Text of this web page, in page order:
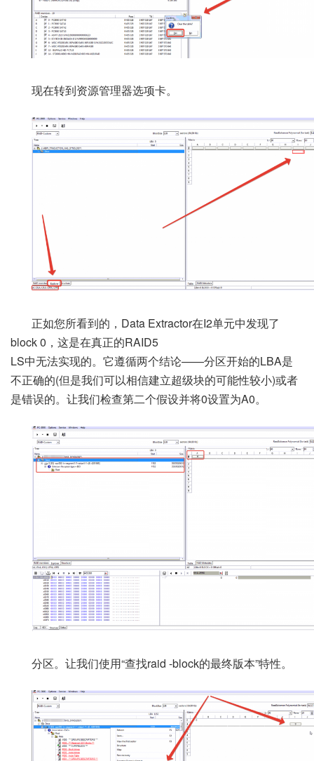
现在转到资源管理器选项卡。
正如您所看到的，Data Extractor在I2单元中发现了
block 0，这是在真正的RAID5
LS中无法实现的。它遵循两个结论——分区开始的LBA是
不正确的(但是我们可以相信建立超级块的可能性较小)或者
是错误的。让我们检查第二个假设并将0设置为A0。
分区。让我们使用“查找raid -block的最终版本”特性。